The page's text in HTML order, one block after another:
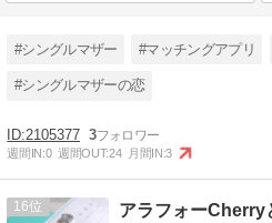
#シングルマザー #マッチングアプリ
#シングルマザーの恋
2105377 3
週間IN:0 週間OUT:24 月間IN:3
16 アラフォーCherry